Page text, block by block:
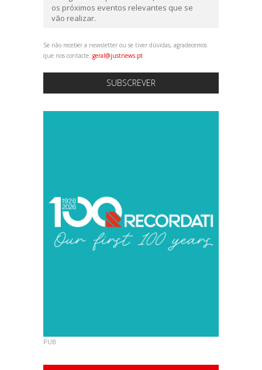
os próximos eventos relevantes que se
vão realizar.
Se não receber a newsletter ou se tiver dúvidas, agradecemos
que nos contacte: geral@justnews.pt
SUBSCREVER
PUB